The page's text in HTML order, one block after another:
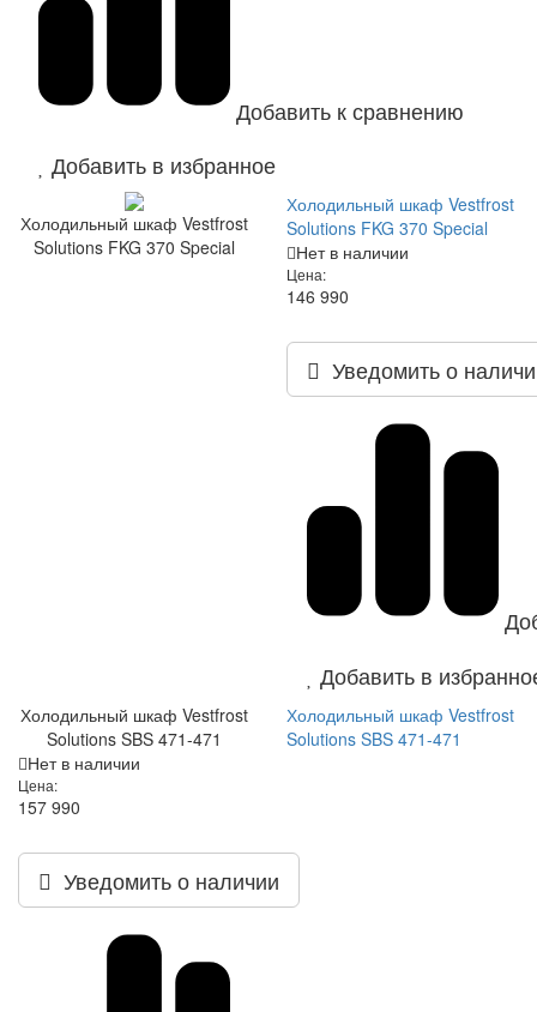
Добавить к сравнению
Добавить в избранное
Холодильный шкаф Vestfrost
Solutions FKG 370 Special
Холодильный шкаф Vestfrost
Solutions FKG 370 Special
Нет в наличии
Цена:
146 990
Уведомить о
Добавить в
Холодильный шкаф Vestfrost
Solutions SBS 471-471
Холодильный шкаф Vestfrost
Solutions SBS 471-471
Нет в наличии
Цена:
157 990
Уведомить о наличии